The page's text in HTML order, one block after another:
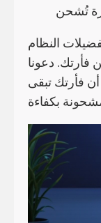
النظام
دعونا
فأرتك تبقى